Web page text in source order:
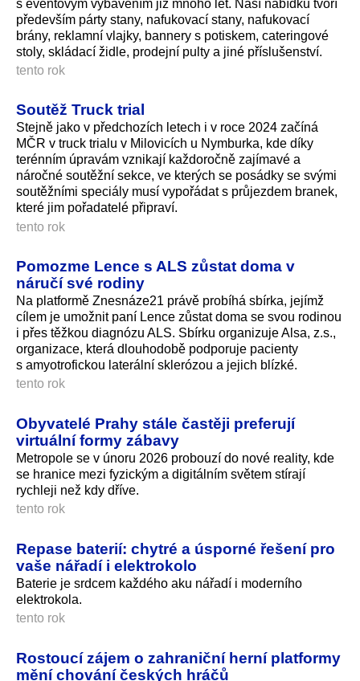
s eventovým vybavením již mnoho let. Naší nabídku tvoří
především párty stany, nafukovací stany, nafukovací
brány, reklamní vlajky, bannery s potiskem, cateringové
stoly, skládací židle, prodejní pulty a jiné příslušenství.
tento rok
Soutěž Truck trial
Stejně jako v předchozích letech i v roce 2024 začíná
MČR v truck trialu v Milovicích u Nymburka, kde díky
terénním úpravám vznikají každoročně zajímavé a
náročné soutěžní sekce, ve kterých se posádky se svými
soutěžními speciály musí vypořádat s průjezdem branek,
které jim pořadatelé připraví.
tento rok
Pomozme Lence s ALS zůstat doma v
náručí své rodiny
Na platformě Znesnáze21 právě probíhá sbírka, jejímž
cílem je umožnit paní Lence zůstat doma se svou rodinou
i přes těžkou diagnózu ALS. Sbírku organizuje Alsa, z.s.,
organizace, která dlouhodobě podporuje pacienty
s amyotrofickou laterální sklerózou a jejich blízké.
tento rok
Obyvatelé Prahy stále častěji preferují
virtuální formy zábavy
Metropole se v únoru 2026 probouzí do nové reality, kde
se hranice mezi fyzickým a digitálním světem stírají
rychleji než kdy dříve.
tento rok
Repase baterií: chytré a úsporné řešení pro
vaše nářadí i elektrokolo
Baterie je srdcem každého aku nářadí i moderního
elektrokola.
tento rok
Rostoucí zájem o zahraniční herní platformy
mění chování českých hráčů